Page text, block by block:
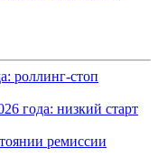
роллинг-стоп
года: низкий старт
ремиссии